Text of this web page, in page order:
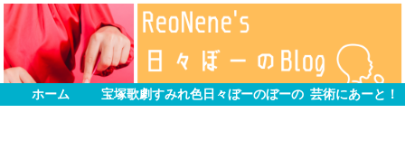
ホーム 宝塚歌劇すみれ色日々ぼーのぼーの 芸術にあーと！